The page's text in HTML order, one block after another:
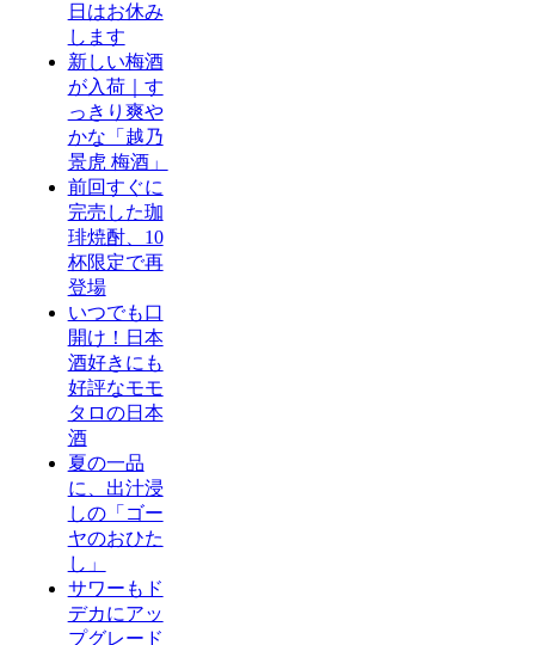
日はお休み
します
新しい梅酒
が入荷｜す
っきり爽や
かな「越乃
景虎 梅酒」
前回すぐに
完売した珈
琲焼酎、10
杯限定で再
登場
いつでも口
開け！日本
酒好きにも
好評なモモ
タロの日本
酒
夏の一品
に、出汁浸
しの「ゴー
ヤのおひた
し」
サワーもド
デカにアッ
プグレード